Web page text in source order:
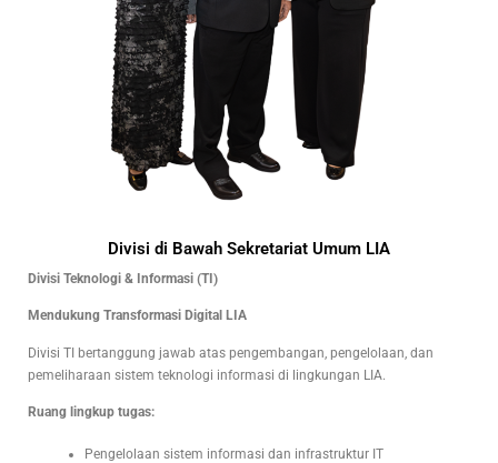
Divisi di Bawah Sekretariat Umum LIA
Divisi Teknologi & Informasi (TI)
Mendukung Transformasi Digital LIA
Divisi TI bertanggung jawab atas pengembangan, pengelolaan, dan
pemeliharaan sistem teknologi informasi di lingkungan LIA.
Ruang lingkup tugas:
Pengelolaan sistem informasi dan infrastruktur IT